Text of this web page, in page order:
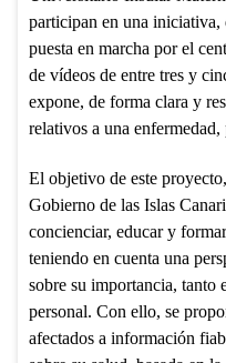
participan en una iniciativa,
puesta en marcha por el
de vídeos de entre tres y
expone, de forma clara y
relativos a una
El objetivo de este
Gobierno de las Islas
concienciar, educar y
teniendo en cuenta una
sobre su importancia, tanto
personal. Con ello, se
afectados a información